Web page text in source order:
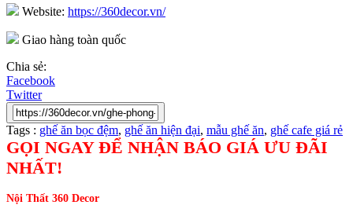
Website: https://360decor.vn/
Giao hàng toàn quốc
Chia sẻ:
Facebook
Twitter
Tags : ghế ăn bọc đệm, ghế ăn hiện đại, mẫu ghế ăn, ghế cafe giá rẻ
GỌI NGAY ĐỂ NHẬN BÁO GIÁ ƯU ĐÃI
NHẤT!
Nội Thất 360 Decor